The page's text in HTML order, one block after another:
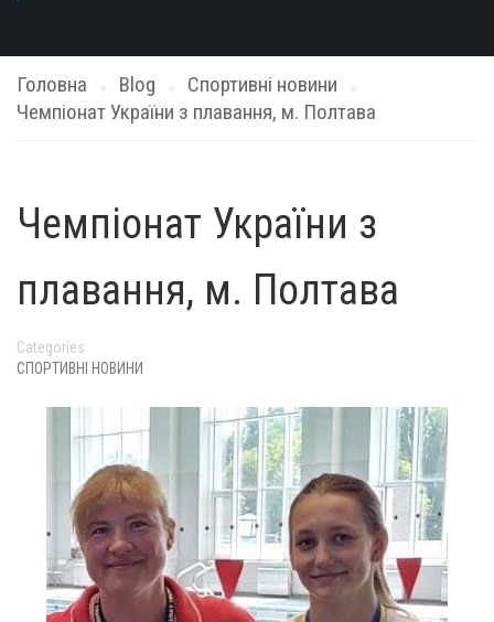
Головна Blog
Спортивні новини
Чемпіонат України з плавання, м. Полтава
Чемпіонат України з
плавання, м. Полтава
Categories
СПОРТИВНІ НОВИНИ